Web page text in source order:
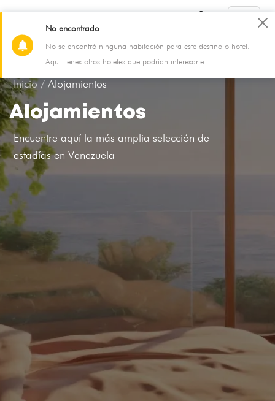
07 Aug - 08 Aug 2 Adultos, 0 Niño, 1 Habitación
Inicio /Alojamientos
Alojamientos
Encuentre aquí la más amplia selección de
estadías en Venezuela
No encontrado
No se encontró ninguna habitación para este destino o hotel.
Aqui tienes otros hoteles que podrían interesarte.